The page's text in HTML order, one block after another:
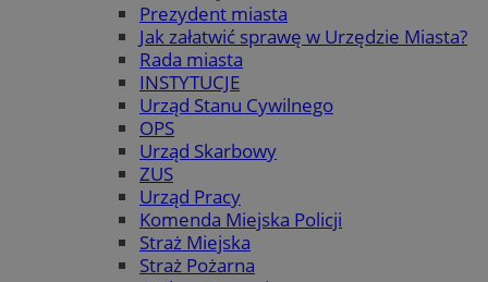
Prezydent miasta
Jak załatwić sprawę w Urzędzie Miasta?
Rada miasta
INSTYTUCJE
Urząd Stanu Cywilnego
OPS
Urząd Skarbowy
ZUS
Urząd Pracy
Komenda Miejska Policji
Straż Miejska
Straż Pożarna